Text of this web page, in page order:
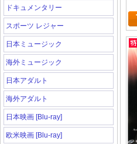
ドキュメンタリー
スポーツ レジャー
日本ミュージック
海外ミュージック
日本アダルト
海外アダルト
日本映画 [Blu-ray]
欧米映画 [Blu-ray]